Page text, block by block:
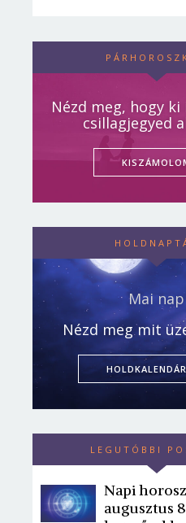
Nézd meg, hogy
csillagjegyed
Mai nap
Nézd meg mit
LEGUTÓBBI
Napi
augusztus